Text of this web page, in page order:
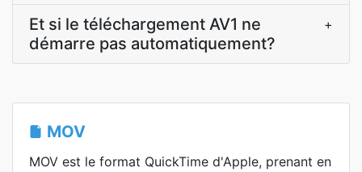
Et si le téléchargement AV1 ne
démarre pas automatiquement?
+
MOV
MOV est le format QuickTime d'Apple, prenant en